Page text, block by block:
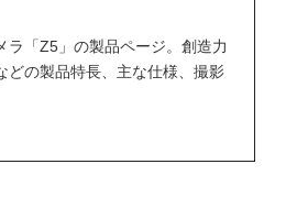
ラ「Z5」の製品ページ。創造力
どの製品特長、主な仕様、撮影